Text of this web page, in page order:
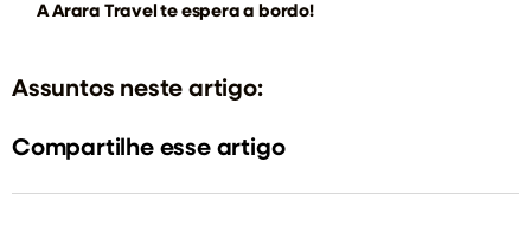
A Arara Travel te espera a bordo!
Assuntos neste artigo:
Compartilhe esse artigo